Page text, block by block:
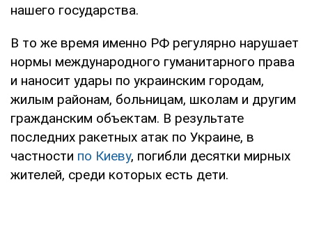
нашего государства.
В то же время именно РФ регулярно нарушает
нормы международного гуманитарного права
и наносит удары по украинским городам,
жилым районам, больницам, школам и другим
гражданским объектам. В результате
последних ракетных атак по Украине, в
частности по Киеву, погибли десятки мирных
жителей, среди которых есть дети.